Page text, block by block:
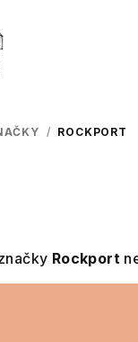
/ ROCKPORT
Rockport